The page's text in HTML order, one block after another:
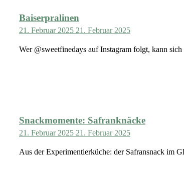
Baiserpralinen
21. Februar 2025 21. Februar 2025
Wer @sweetfinedays auf Instagram folgt, kann
Snackmomente: Safranknäcke
21. Februar 2025 21. Februar 2025
Aus der Experimentierküche: der Safransnack im